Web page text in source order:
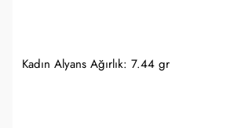
Kadın Alyans Ağırlık: 7.44 gr